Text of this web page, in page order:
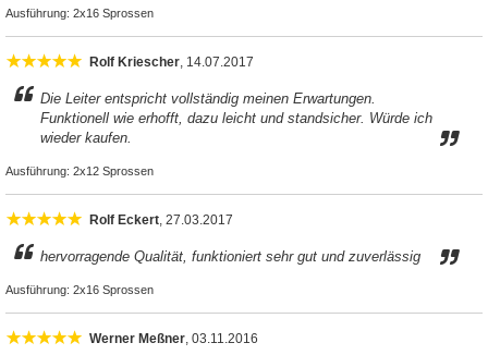
Ausführung: 2x16 Sprossen
Rolf Kriescher, 14.07.2017
Die Leiter entspricht vollständig meinen Erwartungen.
Funktionell wie erhofft, dazu leicht und standsicher. Würde ich
wieder kaufen.
Ausführung: 2x12 Sprossen
Rolf Eckert, 27.03.2017
hervorragende Qualität, funktioniert sehr gut und zuverlässig
Ausführung: 2x16 Sprossen
Werner Meßner, 03.11.2016